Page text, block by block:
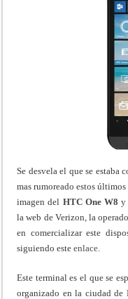
Se desvela el que se estaba
mas rumoreado estos últimos
imagen del HTC One W8 y
la web de Verizon, la
en comercializar este
siguiendo esteenlace
Este terminal es el que se
organizado en la ciudad